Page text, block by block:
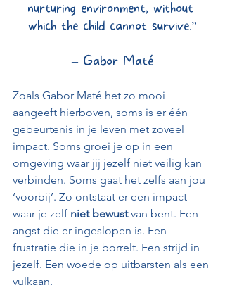
nurturing environment, without
which the child cannot survive.”
– Gabor Maté
Zoals Gabor Maté het zo mooi
aangeeft hierboven, soms is er één
gebeurtenis in je leven met zoveel
impact. Soms groei je op in een
omgeving waar jij jezelf niet veilig kan
verbinden. Soms gaat het zelfs aan jou
‘voorbij’. Zo ontstaat er een impact
waar je zelf niet bewust van bent. Een
angst die er ingeslopen is. Een
frustratie die in je borrelt. Een strijd in
jezelf. Een woede op uitbarsten als een
vulkaan.